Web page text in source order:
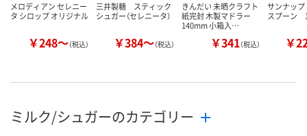
メロディアン セレニー
タ シロップ オリジナル
￥248～（税込）
三井製糖 スティック
シュガー（セレニータ）
￥384～（税込）
きんだい 未晒クラフト
紙完封 木製マドラー
140mm 小箱入…
￥341（税込）
サンナッ
スプーン
￥
ミルク/シュガーのカテゴリー